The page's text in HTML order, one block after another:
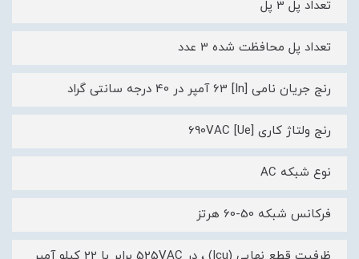
تعداد پل 3 پل
تعداد پل محافظت شده 3 عدد
رنج جریان نامی [In] 63 آمپر در 40 درجه سانتی گراد
رنج ولتاژ کاری [Ue] 690VAC
نوع شبکه AC
فرکانس شبکه 50-60 هرتز